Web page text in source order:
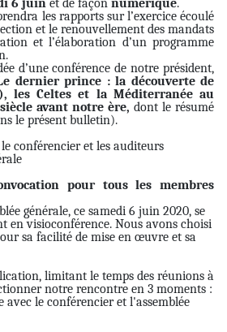
les rapports sur l’exercice écoulé
et le renouvellement des mandats
et l’élaboration d’un programme
d’une conférence de notre président,
dernier prince : la découverte de
les Celtes et la Méditerranée au
avant notre ère, dont le résumé
le présent bulletin).
conférencier et les auditeurs
pour tous les membres
générale, ce samedi 6 juin 2020, se
en visioconférence. Nous avons choisi
sa facilité de mise en œuvre et sa
limitant le temps des réunions à
notre rencontre en 3 moments :
avec le conférencier et l'assemblée